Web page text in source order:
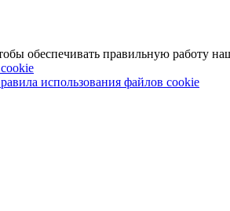
обеспечивать правильную работу
использования файлов cookie